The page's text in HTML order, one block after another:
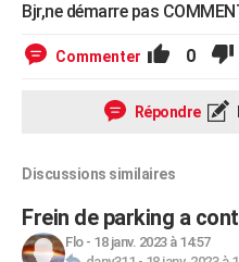
Dictionnaire
Biographies
Citations
Expressions
Proverbes
PROGRAMME TV
COPAINS D'AVANT
Service militaire
Avis de recherche
AVIS DE DÉCÈS
Bjr,ne démarre pas
Commenter 0
Répondre
Discussions similaires
Frein de parking a
Flo- 18 janv. 2023 à 14:57